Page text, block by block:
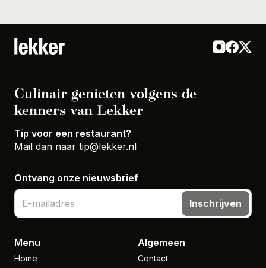
Culinair genieten volgens de
kenners van Lekker
Tip voor een restaurant?
Mail dan naar tip@lekker.nl
Ontvang onze nieuwsbrief
Inschrijven
Menu
Home
Algemeen
Contact